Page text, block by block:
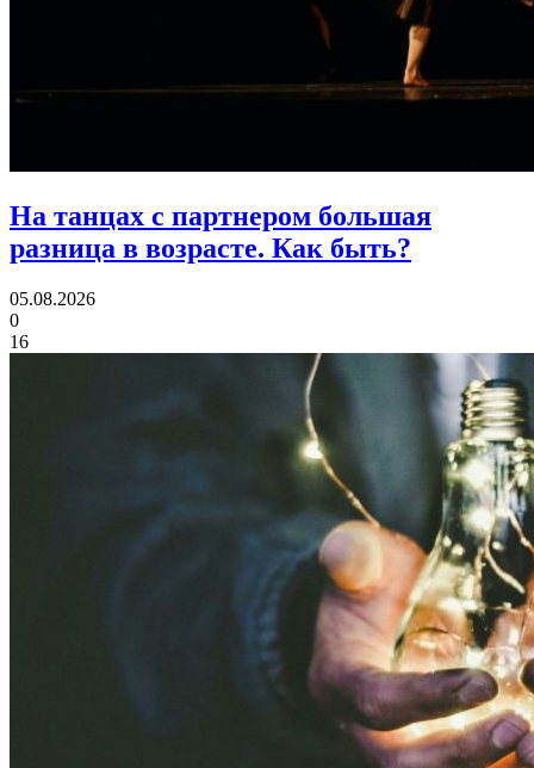
На танцах с партнером большая
разница в возрасте. Как быть?
05.08.2026
0
16